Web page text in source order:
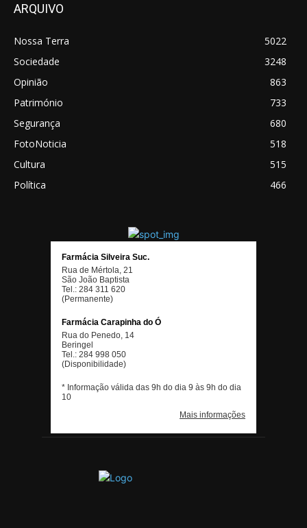
ARQUIVO
Nossa Terra
5022
Sociedade
3248
Opinião
863
Património
733
Segurança
680
FotoNoticia
518
Cultura
515
Política
466